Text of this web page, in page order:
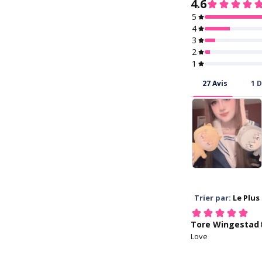
1. Wash your
with your middle
the lower lid, and
index finger
upper lid.
KFDA, CE, KGMP
Approved
Soft and easy to
maintain, and
discomfort.